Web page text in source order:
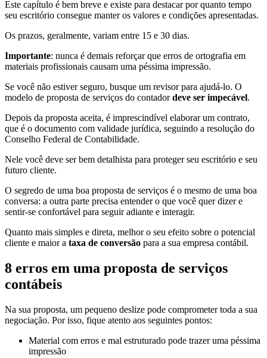
Este capítulo é bem breve e existe para destacar por quanto tempo
seu escritório consegue manter os valores e condições apresentadas.
Os prazos, geralmente, variam entre 15 e 30 dias.
Importante: nunca é demais reforçar que erros de ortografia em
materiais profissionais causam uma péssima impressão.
Se você não estiver seguro, busque um revisor para ajudá-lo. O
modelo de proposta de serviços do contadordeve ser impecável.
Depois da proposta aceita, é imprescindível elaborar um contrato,
que é o documento com validade jurídica, seguindo a resolução do
Conselho Federal de Contabilidade.
Nele você deve ser bem detalhista para proteger seu escritório e seu
futuro cliente.
O segredo de uma boa proposta de serviços é o mesmo de uma boa
conversa: a outra parte precisa entender o que você quer dizer e
sentir-se confortável para seguir adiante e interagir.
Quanto mais simples e direta, melhor o seu efeito sobre o potencial
cliente e maior a taxa de conversão para a sua empresa contábil.
8 erros em uma proposta de serviços
contábeis
Na sua proposta, um pequeno deslize pode comprometer toda a sua
negociação. Por isso, fique atento aos seguintes pontos:
Material com erros e mal estruturado pode trazer uma péssima
impressão